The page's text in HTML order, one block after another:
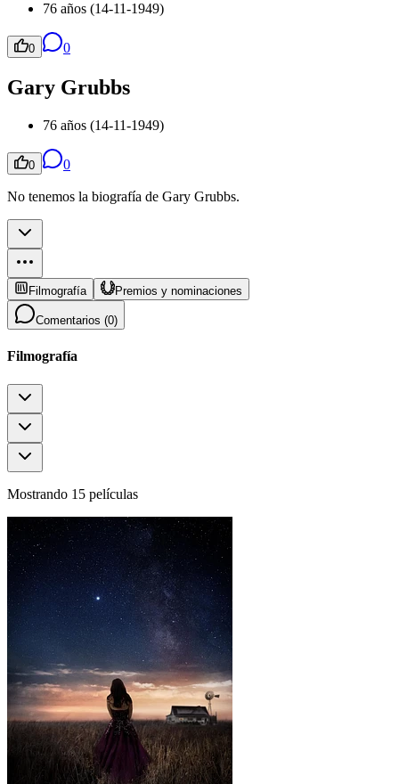
76 años (14-11-1949)
0 0
Gary Grubbs
76 años (14-11-1949)
0 0
No tenemos la biografía de Gary Grubbs.
Filmografía Premios y nominaciones
Comentarios (0)
Filmografía
Mostrando 15 películas